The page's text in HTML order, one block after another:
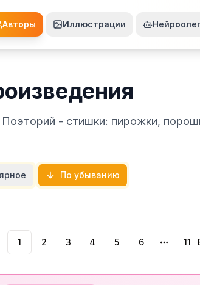
Авторы Иллюстрации Нейроолег
- стишки: пирожки,
По убыванию
1 2 3 4 5 6
More
11